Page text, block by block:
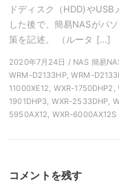
ドディスク（HDD)や
した後で、簡易NASがパ
策を記述。 （ルータ […]
2020年7月24日 / NAS 簡易
WRM-D2133HP, WRM-
11000XE12, WXR-
1901DHP3, WXR-2533DHP,
5950AX12, WXR-6000AX12S
コメントを残す